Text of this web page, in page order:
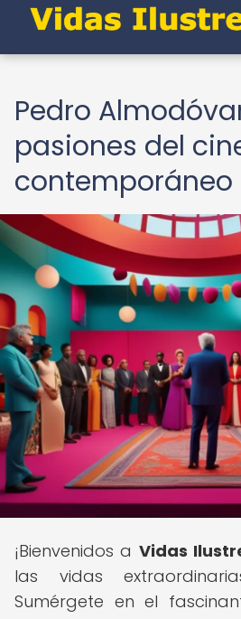
Pedro
pasiones del
contemporáneo
¡Bienvenidos a Vidas
las vidas
Sumérgete en el